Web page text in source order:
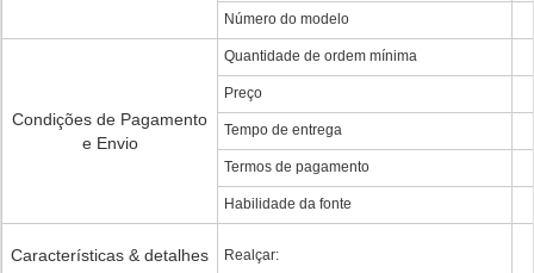
Número do modelo
Condições de Pagamento
e Envio
Quantidade de ordem mínima
Preço
Tempo de entrega
Termos de pagamento
Habilidade da fonte
Características & detalhes Realçar: